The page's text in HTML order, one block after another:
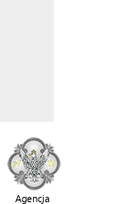
Agencja